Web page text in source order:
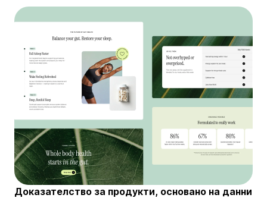
Доказателство за продукти, основано на данни